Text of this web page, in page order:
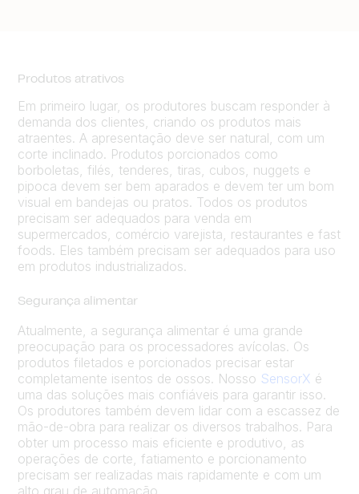
Produtos atrativos
Em primeiro lugar, os produtores buscam responder à
demanda dos clientes, criando os produtos mais
atraentes. A apresentação deve ser natural, com um
corte inclinado. Produtos porcionados como
borboletas, filés, tenderes, tiras, cubos, nuggets e
pipoca devem ser bem aparados e devem ter um bom
visual em bandejas ou pratos. Todos os produtos
precisam ser adequados para venda em
supermercados, comércio varejista, restaurantes e fast
foods. Eles também precisam ser adequados para uso
em produtos industrializados.
Segurança alimentar
Atualmente, a segurança alimentar é uma grande
preocupação para os processadores avícolas. Os
produtos filetados e porcionados precisar estar
completamente isentos de ossos. Nosso SensorX é
uma das soluções mais confiáveis para garantir isso.
Os produtores também devem lidar com a escassez de
mão-de-obra para realizar os diversos trabalhos. Para
obter um processo mais eficiente e produtivo, as
operações de corte, fatiamento e porcionamento
precisam ser realizadas mais rapidamente e com um
alto grau de automação.